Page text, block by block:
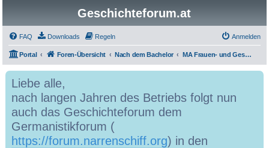
Geschichteforum.at
FAQ Downloads Regeln Anmelden
Portal Foren-Übersicht Nach dem Bachelor MA Frauen- und Geschlechtergeschichte
Liebe alle,
nach langen Jahren des Betriebs folgt nun
auch das Geschichteforum dem
Germanistikforum (
https://forum.narrenschiff.org) in den